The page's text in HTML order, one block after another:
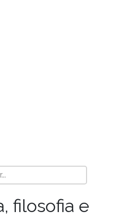
filosofia e